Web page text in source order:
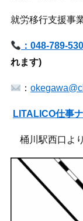
就労移行支援
：048-789-
れます)
：
LITALICO仕事
桶川駅西口よ